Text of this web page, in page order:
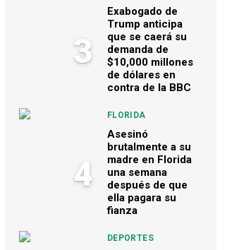
3
Exabogado de
Trump anticipa
que se caerá su
demanda de
$10,000 millones
de dólares en
contra de la BBC
4
FLORIDA
Asesinó
brutalmente a su
madre en Florida
una semana
después de que
ella pagara su
fianza
DEPORTES